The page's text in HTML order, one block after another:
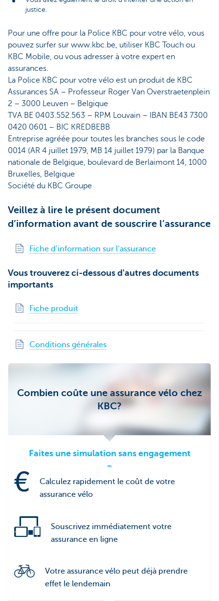
justice.
Pour une offre pour la Police KBC pour votre vélo, vous
pouvez surfer sur www.kbc.be, utiliser KBC Touch ou
KBC Mobile, ou vous adresser à votre expert en
assurances.
La Police KBC pour votre vélo est un produit de KBC
Assurances SA – Professeur Roger Van Overstraetenplein
2 – 3000 Leuven – Belgique
TVA BE 0403.552.563 – RPM Louvain – IBAN BE43 7300
0420 0601 – BIC KREDBEBB
Entreprise agréée pour toutes les branches sous le code
0014 (AR 4 juillet 1979, MB 14 juillet 1979) par la Banque
nationale de Belgique, boulevard de Berlaimont 14, 1000
Bruxelles, Belgique
Société du KBC Groupe
Veillez à lire le présent document
d’information avant de souscrire l’assurance
Fiche d’information sur l’assurance
Vous trouverez ci-dessous d'autres documents
importants
Fiche produit
Conditions générales
Combien coûte une assurance vélo chez
KBC?
Faites une simulation sans engagement
Calculez rapidement le coût de votre
assurance vélo
Souscrivez immédiatement votre
assurance en ligne
Votre assurance vélo peut déjà prendre
effet le lendemain